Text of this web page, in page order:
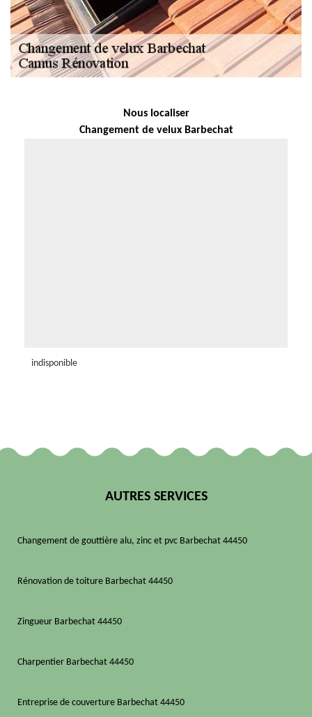
Nous localiser
Changement de velux Barbechat
indisponible
AUTRES SERVICES
Changement de gouttière alu, zinc et pvc Barbechat 44450
Rénovation de toiture Barbechat 44450
Zingueur Barbechat 44450
Charpentier Barbechat 44450
Entreprise de couverture Barbechat 44450